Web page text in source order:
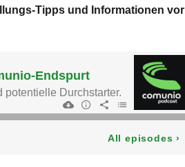
Tipps und Informationen vor